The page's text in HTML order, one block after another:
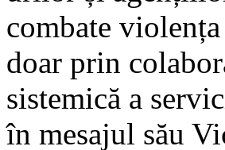
combate
doar prin
sistemică a
în mesajul său